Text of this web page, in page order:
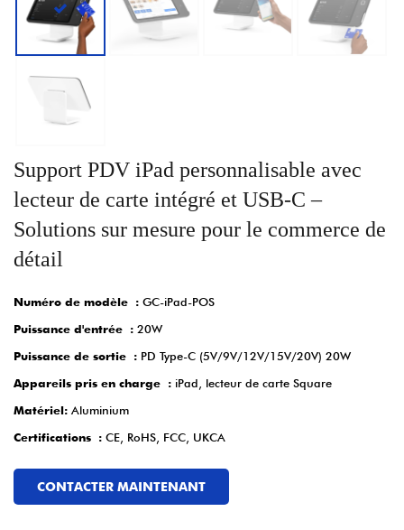
Support PDV iPad personnalisable avec
lecteur de carte intégré et USB-C –
Solutions sur mesure pour le commerce de
détail
Numéro de modèle : GC-iPad-POS
Puissance d'entrée : 20W
Puissance de sortie : PD Type-C (5V/9V/12V/15V/20V) 20W
Appareils pris en charge : iPad, lecteur de carte Square
Matériel: Aluminium
Certifications : CE, RoHS, FCC, UKCA
CONTACTER MAINTENANT